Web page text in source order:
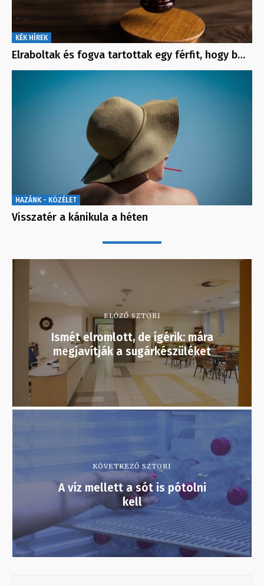
KÉK HÍREK
Elraboltak és fogva tartottak egy férfit, hogy b…
HAZÁNK - KÖZÉLET
Visszatér a kánikula a héten
ELŐZŐ SZTORI
Ismét elromlott, de ígérik: mára
megjavítják a sugárkészüléket
KÖVETKEZŐ SZTORI
A víz mellett a sót is pótolni
kell